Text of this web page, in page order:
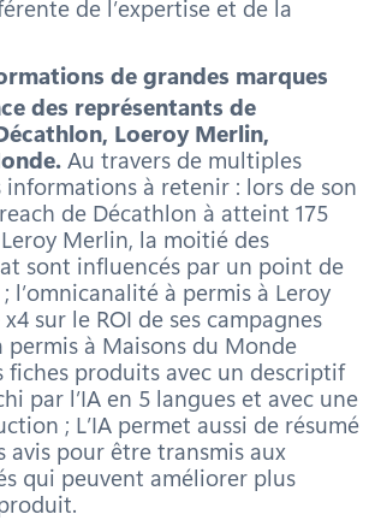
de l’expertise et de la
de grandes marques
des représentants de
Loeroy Merlin,
Au travers de multiples
informations à retenir : lors de son
de Décathlon à atteint 175
Merlin, la moitié des
sont influencés par un point de
l’omnicanalité à permis à Leroy
sur le ROI de ses campagnes
permis à Maisons du Monde
fiches produits avec un descriptif
par l’IA en 5 langues et avec une
; L’IA permet aussi de résumé
avis pour être transmis aux
qui peuvent améliorer plus